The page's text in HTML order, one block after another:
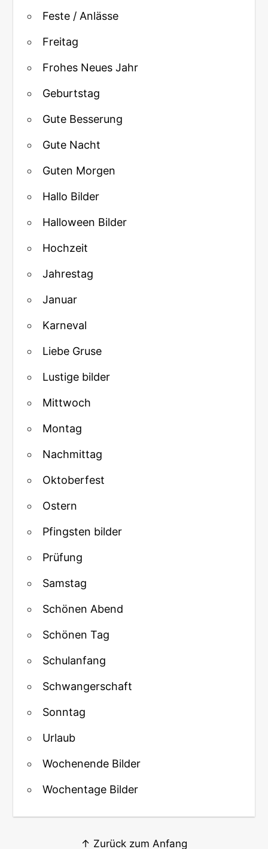
Feste / Anlässe
Freitag
Frohes Neues Jahr
Geburtstag
Gute Besserung
Gute Nacht
Guten Morgen
Hallo Bilder
Halloween Bilder
Hochzeit
Jahrestag
Januar
Karneval
Liebe Gruse
Lustige bilder
Mittwoch
Montag
Nachmittag
Oktoberfest
Ostern
Pfingsten bilder
Prüfung
Samstag
Schönen Abend
Schönen Tag
Schulanfang
Schwangerschaft
Sonntag
Urlaub
Wochenende Bilder
Wochentage Bilder
↑ Zurück zum Anfang